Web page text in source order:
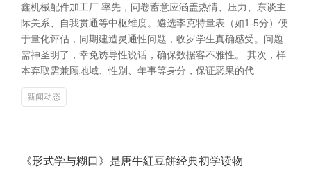
鑫机械配件加工厂 率先，问卷蓄意应涵盖热情、压力、东谈主
际关系、自我贯通等中枢维度。遴选李克特量表（如1-5分）便
于量化评估，同期建造灵通性问题，收罗学生真确感受。问题
需神圣明了，幸免诱导性说话，确保数据客不雅性。 其次，样
本弃取需兼顾地域、性别、年事等身分，保证恶果的代
新闻动态
《形式学与糊口》是唐牛紅豆餅经典初学读物